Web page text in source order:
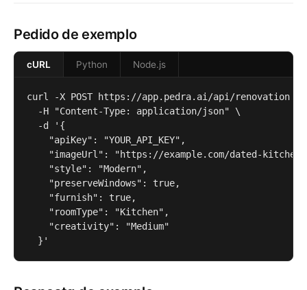
Pedido de exemplo
cURL Python Node.js
curl -X POST https://app.pedra.ai/api/renovation \
  -H "Content-Type: application/json" \
  -d '{
    "apiKey": "YOUR_API_KEY",
"imageUrl": "https://example.com/dated-
    "style": "Modern",
    "preserveWindows": true,
    "furnish": true,
    "roomType": "Kitchen",
    "creativity": "Medium"
  }'